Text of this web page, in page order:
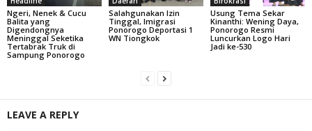
Ngeri, Nenek & Cucu
Balita yang
Digendongnya
Meninggal Seketika
Tertabrak Truk di
Sampung Ponorogo
Salahgunakan Izin
Tinggal, Imigrasi
Ponorogo Deportasi 1
WN Tiongkok
Usung Tema Sekar
Kinanthi: Wening Daya,
Ponorogo Resmi
Luncurkan Logo Hari
Jadi ke-530
LEAVE A REPLY